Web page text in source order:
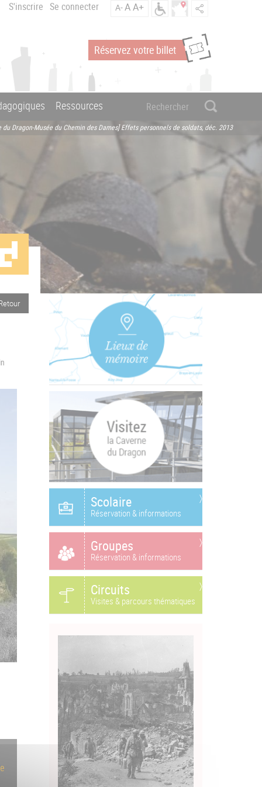
S'inscrire Se connecter A-AA+
Réservez votre billet
Ressources
du Dragon-Musée du Chemin des Dames] Effets personnels de soldats, déc. 2013
Scolaire
Réservation & informations
Groupes
Réservation & informations
Circuits
Visites & parcours thématiques